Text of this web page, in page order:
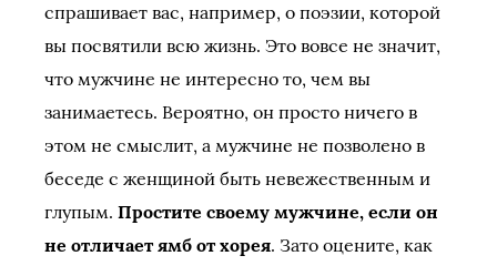
спрашивает вас, например, о поэзии, которой
вы посвятили всю жизнь. Это вовсе не значит,
что мужчине не интересно то, чем вы
занимаетесь. Вероятно, он просто ничего в
этом не смыслит, а мужчине не позволено в
беседе с женщиной быть невежественным и
глупым. Простите своему мужчине, если он
не отличает ямб от хорея. Зато оцените, как